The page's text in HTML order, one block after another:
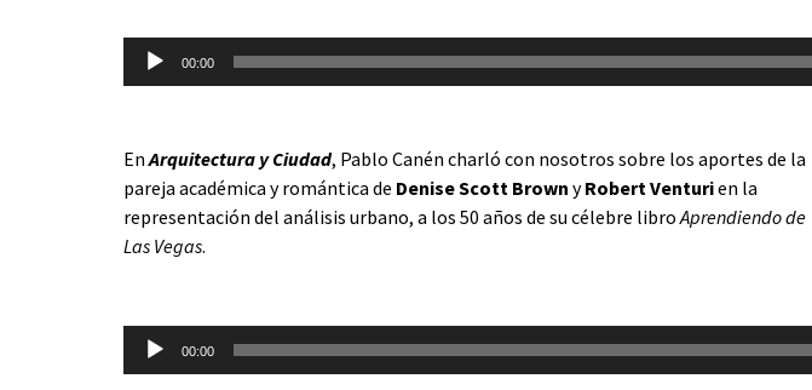
de
audio
00:00
EnArquitectura y Ciudad, Pablo Canén charló con nosotros sobre los aportes de la
pareja académica y romántica de Denise Scott Brown yRobert Venturien la
representación del análisis urbano, a los 50 años de su célebre libroAprendiendo de
Las Vegas.
de
audio
00:00